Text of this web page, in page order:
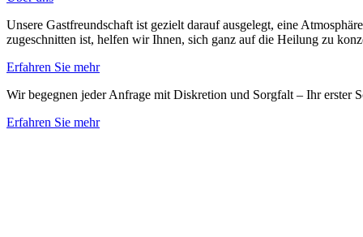
Unsere Gastfreundschaft ist gezielt darauf ausgelegt, eine
zugeschnitten ist, helfen wir Ihnen, sich ganz auf die Heilung zu
Erfahren Sie mehr
Wir begegnen jeder Anfrage mit Diskretion und Sorgfalt – Ihr erster
Erfahren Sie mehr